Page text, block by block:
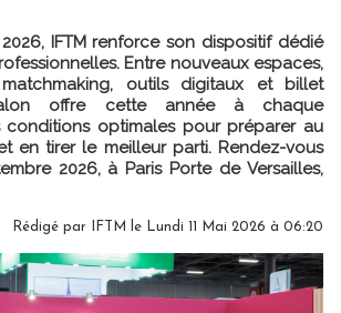
IFTM renforce son dispositif dédié
Entre nouveaux espaces,
outils digitaux et billet
offre cette année à chaque
conditions optimales pour préparer au
en tirer le meilleur parti. Rendez-vous
2026, à Paris Porte de Versailles,
Rédigé par IFTM le Lundi 11 Mai 2026 à 06:20